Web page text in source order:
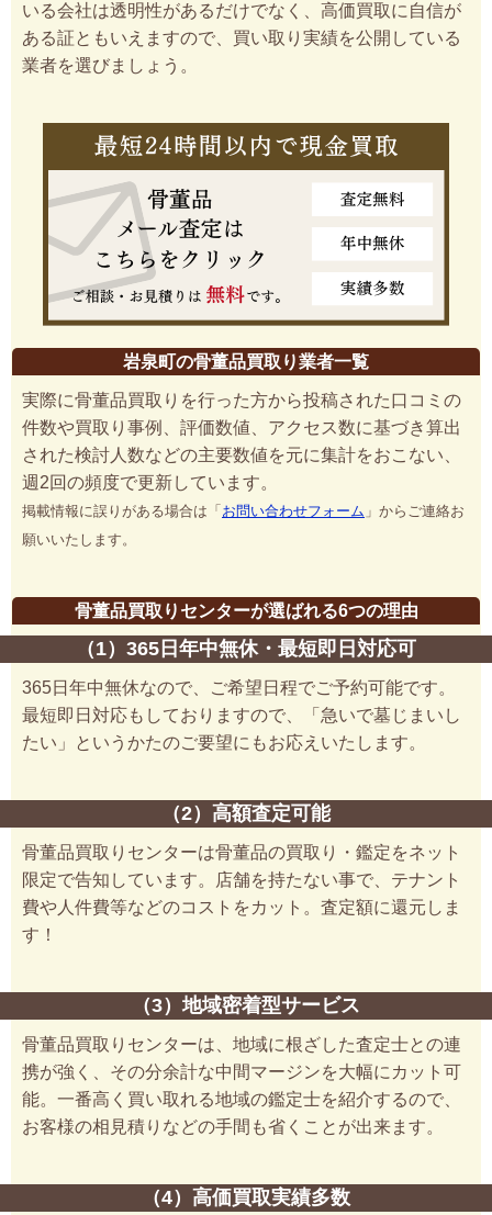
いる会社は透明性があるだけでなく、高価買取に自信が
ある証ともいえますので、買い取り実績を公開している
業者を選びましょう。
岩泉町の骨董品買取り業者一覧
実際に骨董品買取りを行った方から投稿された口コミの
件数や買取り事例、評価数値、アクセス数に基づき算出
された検討人数などの主要数値を元に集計をおこない、
週2回の頻度で更新しています。
掲載情報に誤りがある場合は「 お問い合わせフォーム 」からご連絡お
願いいたします。
骨董品買取りセンターが選ばれる6つの理由
（1）365日年中無休・最短即日対応可
365日年中無休なので、ご希望日程でご予約可能です。
最短即日対応もしておりますので、「急いで墓じまいし
たい」というかたのご要望にもお応えいたします。
（2）高額査定可能
骨董品買取りセンターは骨董品の買取り・鑑定をネット
限定で告知しています。店舗を持たない事で、テナント
費や人件費等などのコストをカット。査定額に還元しま
す！
（3）地域密着型サービス
骨董品買取りセンターは、地域に根ざした査定士との連
携が強く、その分余計な中間マージンを大幅にカット可
能。一番高く買い取れる地域の鑑定士を紹介するので、
お客様の相見積りなどの手間も省くことが出来ます。
（4）高価買取実績多数